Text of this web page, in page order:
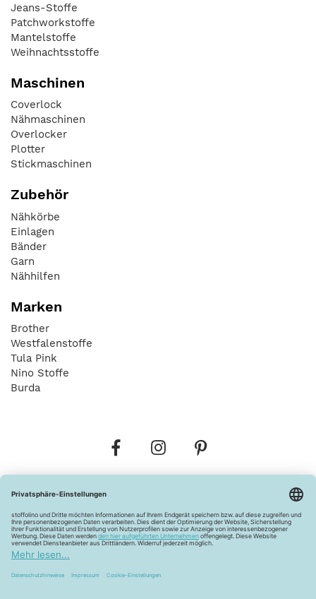
Jeans-Stoffe
Patchworkstoffe
Mantelstoffe
Weihnachtsstoffe
Maschinen
Coverlock
Nähmaschinen
Overlocker
Plotter
Stickmaschinen
Zubehör
Nähkörbe
Einlagen
Bänder
Garn
Nähhilfen
Marken
Brother
Westfalenstoffe
Tula Pink
Nino Stoffe
Burda
Widerrufsbelehrung Vertrag widerrufen
Barrierefreiheitserklärung